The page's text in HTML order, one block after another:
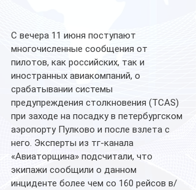
С вечера 11 июня поступают
многочисленные сообщения от
пилотов, как российских, так и
иностранных авиакомпаний, о
срабатывании системы
предупреждения столкновения (TCAS)
при заходе на посадку в петербургском
аэропорту Пулково и после взлета с
него. Эксперты из тг-канала
«Авиаторщина» подсчитали, что
экипажи сообщили о данном
инциденте более чем со 160 рейсов в/